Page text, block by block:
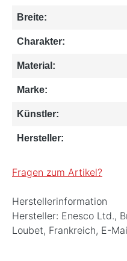
Breite:
Charakter:
Material:
Marke:
Künstler:
Hersteller:
Fragen zum Artikel?
Herstellerinformation
Hersteller: Enesco Ltd.,
Loubet, Frankreich, E-